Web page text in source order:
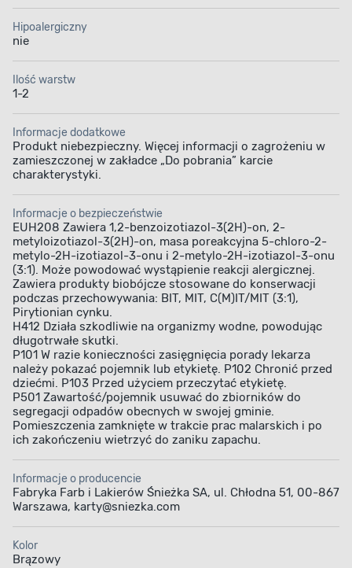
Hipoalergiczny
nie
Ilość warstw
1-2
Informacje dodatkowe
Produkt niebezpieczny. Więcej informacji o zagrożeniu w
zamieszczonej w zakładce „Do pobrania” karcie
charakterystyki.
Informacje o bezpieczeństwie
EUH208 Zawiera 1,2-benzoizotiazol-3(2H)-on, 2-
metyloizotiazol-3(2H)-on, masa poreakcyjna 5-chloro-2-
metylo-2H-izotiazol-3-onu i 2-metylo-2H-izotiazol-3-onu
(3:1). Może powodować wystąpienie reakcji alergicznej.
Zawiera produkty biobójcze stosowane do konserwacji
podczas przechowywania: BIT, MIT, C(M)IT/MIT (3:1),
Pirytionian cynku.
H412 Działa szkodliwie na organizmy wodne, powodując
długotrwałe skutki.
P101 W razie konieczności zasięgnięcia porady lekarza
należy pokazać pojemnik lub etykietę. P102 Chronić przed
dziećmi. P103 Przed użyciem przeczytać etykietę.
P501 Zawartość/pojemnik usuwać do zbiorników do
segregacji odpadów obecnych w swojej gminie.
Pomieszczenia zamknięte w trakcie prac malarskich i po
ich zakończeniu wietrzyć do zaniku zapachu.
Informacje o producencie
Fabryka Farb i Lakierów Śnieżka SA, ul. Chłodna 51, 00-867
Warszawa, karty@sniezka.com
Kolor
Brązowy